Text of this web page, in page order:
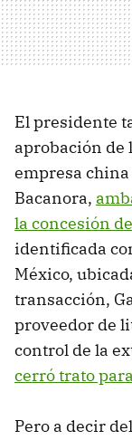
El presidente
aprobación de
empresa
Bacanora,
la concesión
identificada
México,
transacción,
proveedor de
control de la
cerró trato
Pero a decir